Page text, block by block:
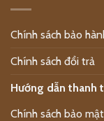
Chính sách bảo
Chính sách đổi trả
Hướng dẫn thanh
Chính sách bảo mật